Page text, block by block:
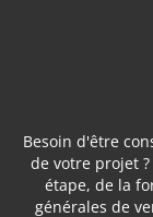
Besoin d'être
de votre projet
étape, de la
générales de